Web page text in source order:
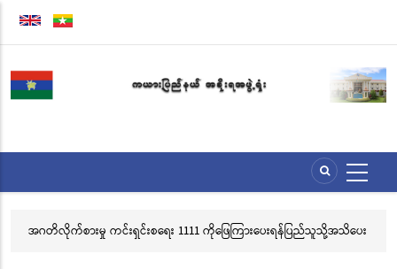
အဓိက
အကြောင်းအရာ
သွား
မည်
အဂတိလိုက်စားမှု ကင်းရှင်းစရေး 1111 ကိုဖြေကြားပေးရန်ပြည်သူသို့အသိပေး